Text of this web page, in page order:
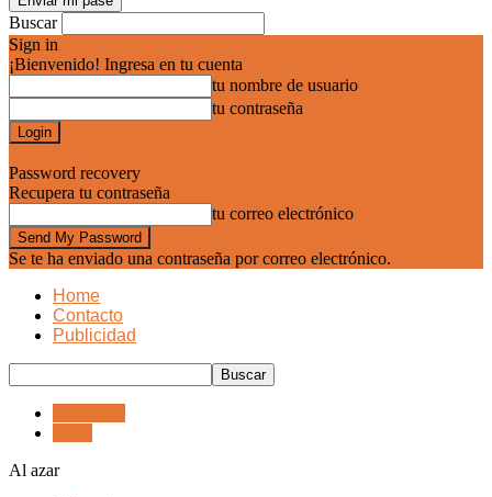
Buscar
Sign in
¡Bienvenido! Ingresa en tu cuenta
tu nombre de usuario
tu contraseña
Password recovery
Recupera tu contraseña
tu correo electrónico
Se te ha enviado una contraseña por correo electrónico.
Home
Contacto
Publicidad
Al azar